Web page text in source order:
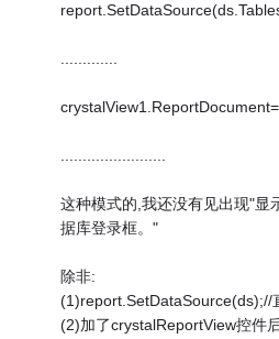
.............
........................
这种模式的,我还没有见出现"显
据库登录框。"
除非:
(1)report.SetDataSource(ds);//
(2)加了crystalReportView控件